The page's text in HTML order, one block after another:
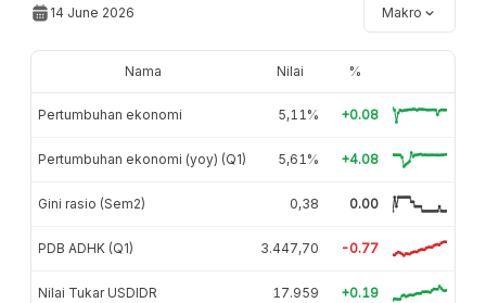
14 June 2026 Makro
Nama Nilai %
Pertumbuhan ekonomi 5,11% +0.08
Pertumbuhan ekonomi (yoy) (Q1) 5,61% +4.08
Gini rasio (Sem2) 0,38 0.00
PDB ADHK (Q1) 3.447,70 -0.77
Nilai Tukar USDIDR 17.959 +0.19